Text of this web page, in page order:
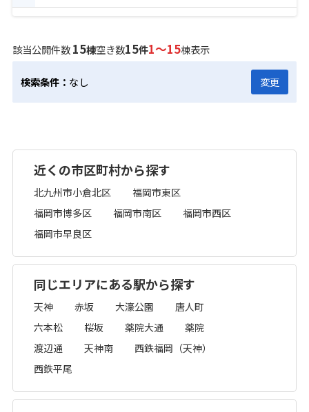
該当公開件数15棟空き数15件1～15棟表示
検索条件： なし 変更
近くの市区町村から探す
北九州市小倉北区
福岡市東区
福岡市博多区
福岡市南区
福岡市西区
福岡市早良区
同じエリアにある駅から探す
天神 赤坂 大濠公園
唐人町
六本松
桜坂 薬院大通
薬院
渡辺通
天神南
西鉄福岡（天神）
西鉄平尾